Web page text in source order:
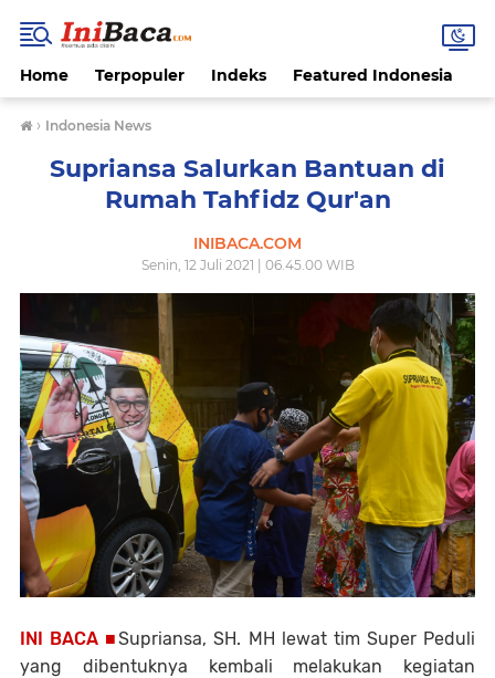
Home Terpopuler Indeks Featured Indonesia
› Indonesia News
Supriansa Salurkan Bantuan di
Rumah Tahfidz Qur'an
INIBACA.COM
Senin, 12 Juli 2021 | 06.45.00 WIB
INI BACA ■Supriansa, SH. MH lewat tim Super Peduli
yang dibentuknya kembali melakukan kegiatan